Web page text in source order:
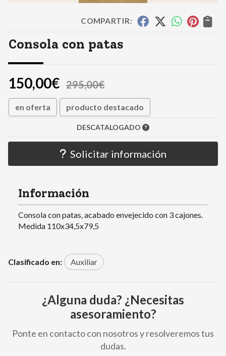
COMPARTIR:
Consola con patas
150,00€ 295,00€
en oferta producto destacado
DESCATALOGADO
Solicitar información
Información
Consola con patas, acabado envejecido con 3 cajones.
Medida 110x34,5x79,5
Clasificado en: Auxiliar
¿Alguna duda? ¿Necesitas
asesoramiento?
Ponte en contacto con nosotros y resolveremos tus
dudas.